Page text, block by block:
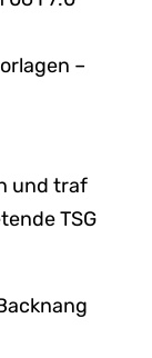
–
und traf
TSG